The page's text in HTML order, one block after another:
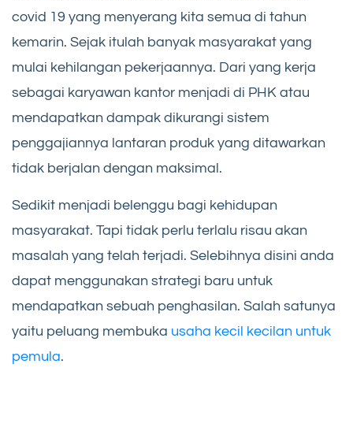
covid 19 yang menyerang kita semua di tahun
kemarin. Sejak itulah banyak masyarakat yang
mulai kehilangan pekerjaannya. Dari yang kerja
sebagai karyawan kantor menjadi di PHK atau
mendapatkan dampak dikurangi sistem
penggajiannya lantaran produk yang ditawarkan
tidak berjalan dengan maksimal.
Sedikit menjadi belenggu bagi kehidupan
masyarakat. Tapi tidak perlu terlalu risau akan
masalah yang telah terjadi. Selebihnya disini anda
dapat menggunakan strategi baru untuk
mendapatkan sebuah penghasilan. Salah satunya
yaitu peluang membuka usaha kecil kecilan untuk
pemula.